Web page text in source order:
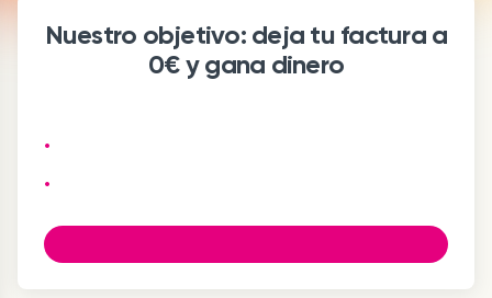
Nuestro objetivo: deja tu factura a
0€ y gana dinero
•
•